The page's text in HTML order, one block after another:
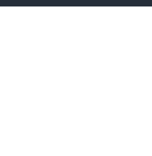
台的海景房，可以遠